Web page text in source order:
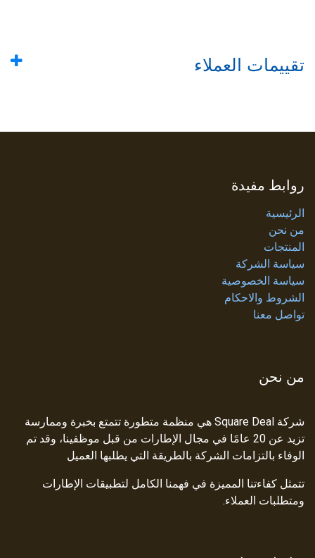
تقييمات العملاء
روابط مفيدة
الرئيسية
من نحن
المنتجات
سياسة الشركة
سياسة الخصوصية
الشروط والاحكام
تواصل معنا
من نحن
شركة Square Deal هي منظمة متطورة تتمتع بخبرة وممارسة
تزيد عن 20 عامًا في مجال الإطارات من قبل موظفينا، وقد تم
الوفاء بالتزامات الشركة بالطريقة التي يطلبها العميل
تتمثل كفاءتنا المميزة في فهمنا الكامل لتطبيقات الإطارات
ومتطلبات العملاء.